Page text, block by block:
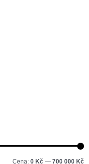
MM
Cena: 0 Kč — 700 000 Kč